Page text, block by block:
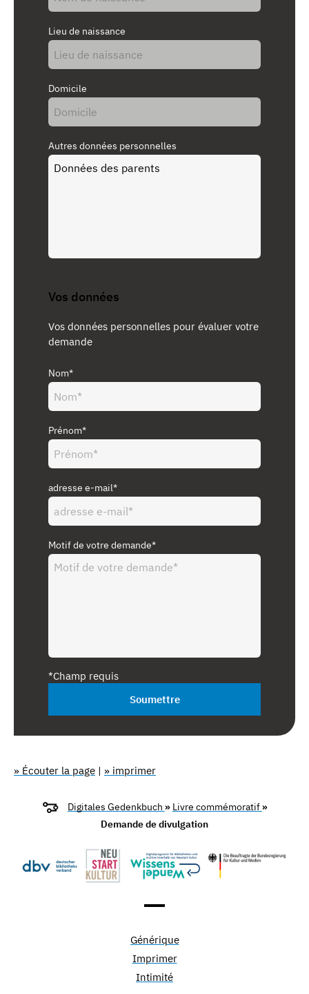
Lieu de naissance
Domicile
Autres données personnelles
Vos données
Vos données personnelles pour évaluer votre
demande
Nom*
Prénom*
adresse e-mail*
Motif de votre demande*
*Champ requis
Soumettre
» Écouter la page | » imprimer
Digitales Gedenkbuch » Livre commémoratif »
Demande de divulgation
Générique
Imprimer
Intimité